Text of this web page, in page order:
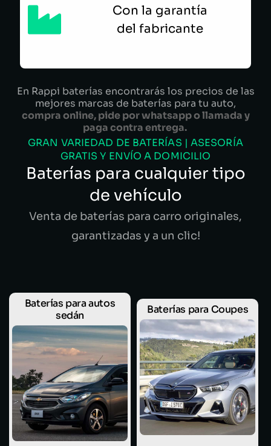
Con la garantía
del fabricante
En Rappi baterías encontrarás los precios de las
mejores marcas de baterías para tu auto,
compra online, pide por whatsapp o llamada y
paga contra entrega.
GRAN VARIEDAD DE BATERÍAS | ASESORÍA
GRATIS Y ENVÍO A DOMICILIO
Baterías para cualquier tipo
de vehículo
Venta de baterías para carro originales,
garantizadas y a un clic!
Baterías para autos
sedán
Baterías para Coupes